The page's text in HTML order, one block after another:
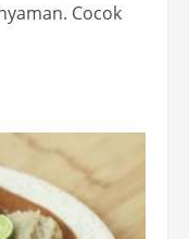
Cocok